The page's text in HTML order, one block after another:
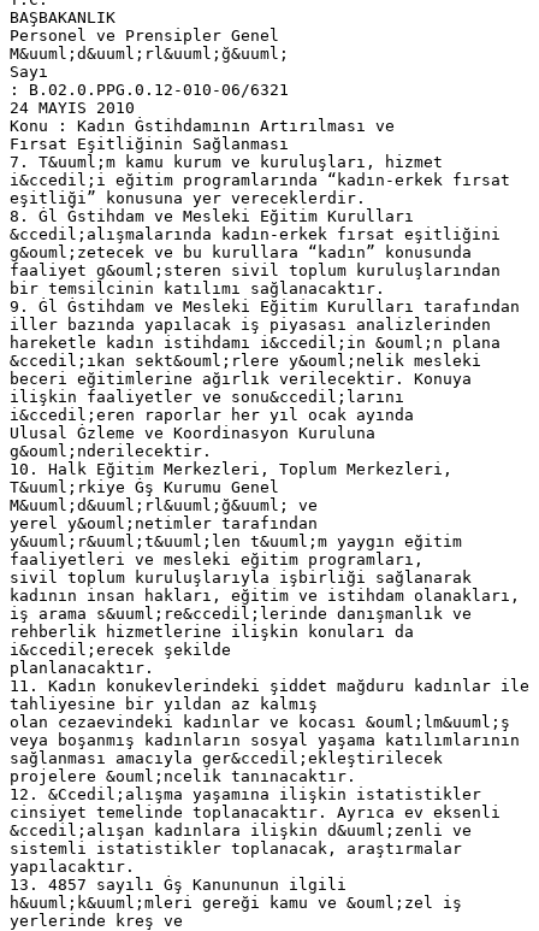
BAŞBAKANLIK
Personel ve Prensipler Genel
M&uuml;d&uuml;rl&uuml;ğ&uuml;
Sayı
: B.02.0.PPG.0.12-010-06/6321
24 MAYIS 2010
Konu : Kadın Ġstihdamının Artırılması ve
Fırsat Eşitliğinin Sağlanması
7. T&uuml;m kamu kurum ve kuruluşları, hizmet
i&ccedil;i eğitim programlarında “kadın-erkek fırsat
eşitliği” konusuna yer vereceklerdir.
8. Ġl Ġstihdam ve Mesleki Eğitim Kurulları
&ccedil;alışmalarında kadın-erkek fırsat eşitliğini
g&ouml;zetecek ve bu kurullara “kadın” konusunda
faaliyet g&ouml;steren sivil toplum kuruluşlarından
bir temsilcinin katılımı sağlanacaktır.
9. Ġl Ġstihdam ve Mesleki Eğitim Kurulları tarafından
iller bazında yapılacak iş piyasası analizlerinden
hareketle kadın istihdamı i&ccedil;in &ouml;n plana
&ccedil;ıkan sekt&ouml;rlere y&ouml;nelik mesleki
beceri eğitimlerine ağırlık verilecektir. Konuya
ilişkin faaliyetler ve sonu&ccedil;larını
i&ccedil;eren raporlar her yıl ocak ayında
Ulusal Ġzleme ve Koordinasyon Kuruluna
g&ouml;nderilecektir.
10. Halk Eğitim Merkezleri, Toplum Merkezleri,
T&uuml;rkiye Ġş Kurumu Genel
M&uuml;d&uuml;rl&uuml;ğ&uuml; ve
yerel y&ouml;netimler tarafından
y&uuml;r&uuml;t&uuml;len t&uuml;m yaygın eğitim
faaliyetleri ve mesleki eğitim programları,
sivil toplum kuruluşlarıyla işbirliği sağlanarak
kadının insan hakları, eğitim ve istihdam olanakları,
iş arama s&uuml;re&ccedil;lerinde danışmanlık ve
rehberlik hizmetlerine ilişkin konuları da
i&ccedil;erecek şekilde
planlanacaktır.
11. Kadın konukevlerindeki şiddet mağduru kadınlar ile
tahliyesine bir yıldan az kalmış
olan cezaevindeki kadınlar ve kocası &ouml;lm&uuml;ş
veya boşanmış kadınların sosyal yaşama katılımlarının
sağlanması amacıyla ger&ccedil;ekleştirilecek
projelere &ouml;ncelik tanınacaktır.
12. &Ccedil;alışma yaşamına ilişkin istatistikler
cinsiyet temelinde toplanacaktır. Ayrıca ev eksenli
&ccedil;alışan kadınlara ilişkin d&uuml;zenli ve
sistemli istatistikler toplanacak, araştırmalar
yapılacaktır.
13. 4857 sayılı Ġş Kanununun ilgili
h&uuml;k&uuml;mleri gereği kamu ve &ouml;zel iş
yerlerinde kreş ve